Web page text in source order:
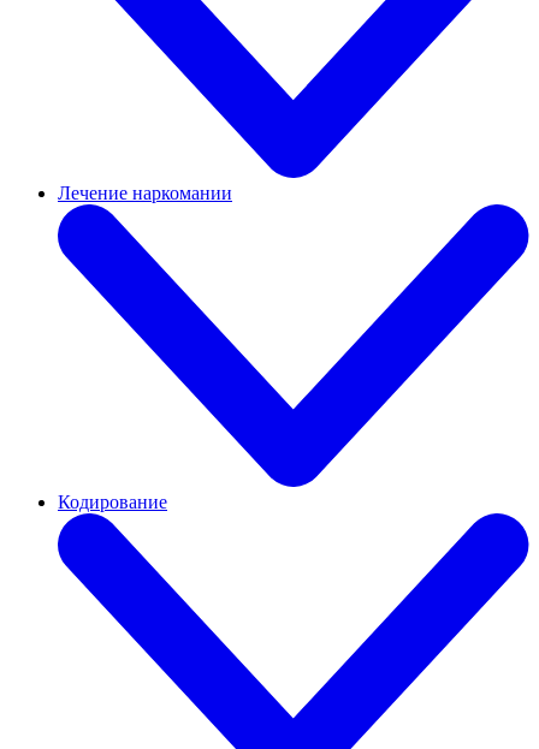
Лечение наркомании
Кодирование